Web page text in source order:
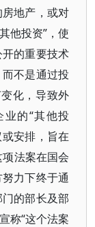
地产，或对
他投资”，使
的重要技术
不是通过投
化，导致外
的“其他投
安排，旨在
法案在国会
力下终于通
的部长及部
称“这个法案